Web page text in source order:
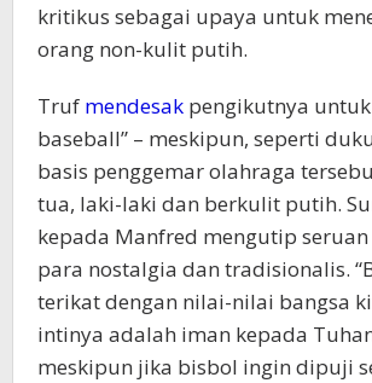
kritikus sebagai upaya untuk
orang non-kulit putih.
Truf mendesak pengikutnya
baseball” – meskipun, seperti
basis penggemar olahraga
tua, laki-laki dan berkulit putih.
kepada Manfred mengutip seruan
para nostalgia dan tradisionalis.
terikat dengan nilai-nilai bangsa
intinya adalah iman kepada
meskipun jika bisbol ingin dipuji